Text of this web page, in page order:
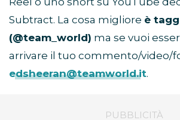
Subtract. La cosa migliore è
(@team_world) ma se vuoi
arrivare il tuo commento/video/
edsheeran@teamworld.it.